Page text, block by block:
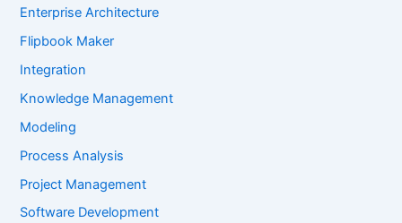
Enterprise Architecture
Flipbook Maker
Integration
Knowledge Management
Modeling
Process Analysis
Project Management
Software Development